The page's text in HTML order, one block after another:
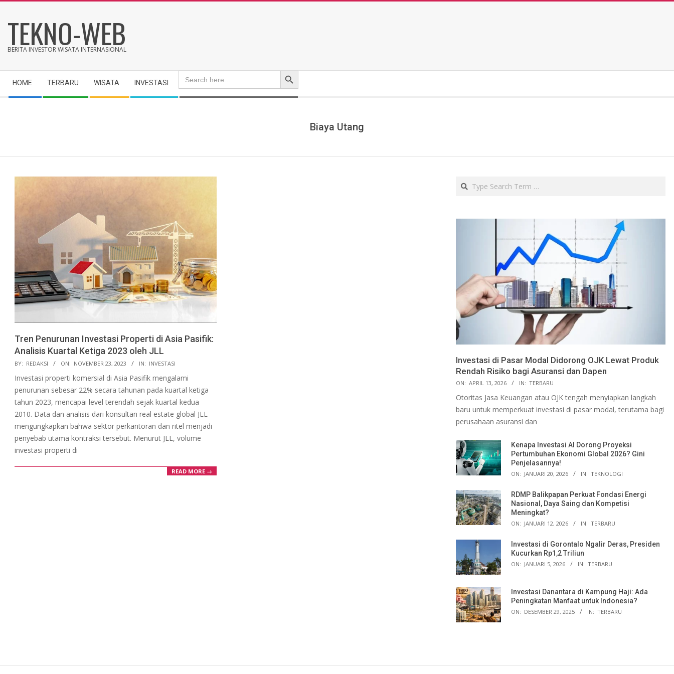
content
TEKNO-WEB
BERITA INVESTOR WISATA INTERNASIONAL
Navigation
Menu
HOME TERBARU WISATA INVESTASI
Search
for:
Search Button
Biaya Utang
Tren Penurunan Investasi Properti di Asia Pasifik:
Analisis Kuartal Ketiga 2023 oleh JLL
2023-
11-
23
BY: REDAKSI ON: NOVEMBER 23, 2023 IN: INVESTASI
Investasi properti komersial di Asia Pasifik mengalami
penurunan sebesar 22% secara tahunan pada kuartal ketiga
tahun 2023, mencapai level terendah sejak kuartal kedua
2010. Data dan analisis dari konsultan real estate global JLL
mengungkapkan bahwa sektor perkantoran dan ritel menjadi
penyebab utama kontraksi tersebut. Menurut JLL, volume
investasi properti di
READ MORE →
Search
Investasi di Pasar Modal Didorong OJK Lewat Produk
Rendah Risiko bagi Asuransi dan Dapen
ON: APRIL 13, 2026 IN: TERBARU
Otoritas Jasa Keuangan atau OJK tengah menyiapkan langkah
baru untuk memperkuat investasi di pasar modal, terutama bagi
perusahaan asuransi dan
Kenapa Investasi AI Dorong Proyeksi
Pertumbuhan Ekonomi Global 2026? Gini
Penjelasannya!
ON: JANUARI 20, 2026 IN: TEKNOLOGI
RDMP Balikpapan Perkuat Fondasi Energi
Nasional, Daya Saing dan Kompetisi
Meningkat?
ON: JANUARI 12, 2026 IN: TERBARU
Investasi di Gorontalo Ngalir Deras, Presiden
Kucurkan Rp1,2 Triliun
ON: JANUARI 5, 2026 IN: TERBARU
Investasi Danantara di Kampung Haji: Ada
Peningkatan Manfaat untuk Indonesia?
ON: DESEMBER 29, 2025 IN: TERBARU